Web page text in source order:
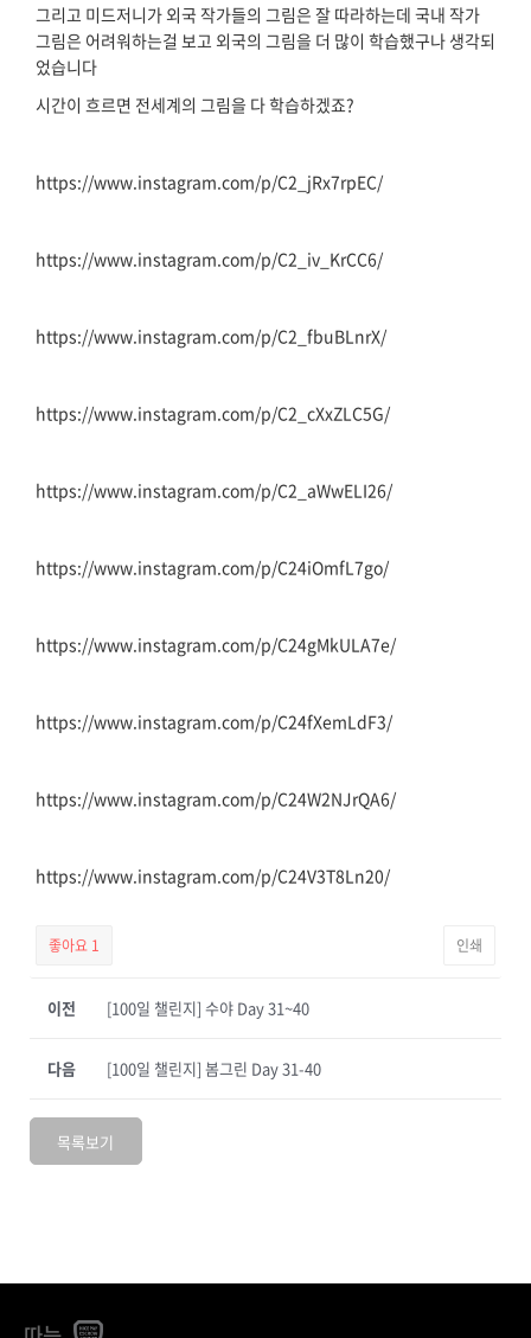
그리고 미드저니가 외국 작가들의 그림은 잘 따라하는데 국내 작가
그림은 어려워하는걸 보고 외국의 그림을 더 많이 학습했구나 생각되
었습니다
시간이 흐르면 전세계의 그림을 다 학습하겠죠?
https://www.instagram.com/p/C2_jRx7rpEC/
https://www.instagram.com/p/C2_iv_KrCC6/
https://www.instagram.com/p/C2_fbuBLnrX/
https://www.instagram.com/p/C2_cXxZLC5G/
https://www.instagram.com/p/C2_aWwELI26/
https://www.instagram.com/p/C24iOmfL7go/
https://www.instagram.com/p/C24gMkULA7e/
https://www.instagram.com/p/C24fXemLdF3/
https://www.instagram.com/p/C24W2NJrQA6/
https://www.instagram.com/p/C24V3T8Ln20/
좋아요 1 인쇄
이전 [100일 챌린지] 수야 Day 31~40
[100일 챌린지] 봄그린 Day 31-40
다음
목록보기